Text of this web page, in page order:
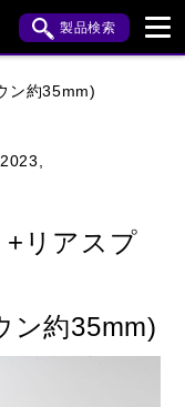
製品検索
BMW
ン約35mm)
リアスプ
ン約35mm)